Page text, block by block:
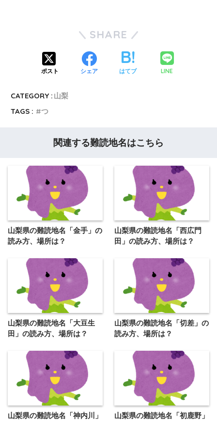
SHARE
ポスト シェア はてブ LINE
CATEGORY : 山梨
TAGS :
つ
関連する難読地名はこちら
山梨県の難読地名「金手」の
読み方、場所は？
山梨県の難読地名「西広門
田」の読み方、場所は？
山梨県の難読地名「大豆生
田」の読み方、場所は？
山梨県の難読地名「切差」の
読み方、場所は？
山梨県の難読地名「神内川」
山梨県の難読地名「初鹿野」